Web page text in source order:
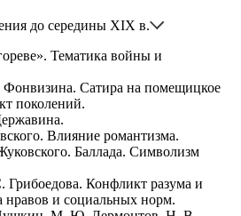
до середины XIX в.
Тематика войны и
Сатира на помещицкое
поколений.
Влияние романтизма.
Баллада. Символизм
Грибоедова. Конфликт разума и
нравов и социальных норм.